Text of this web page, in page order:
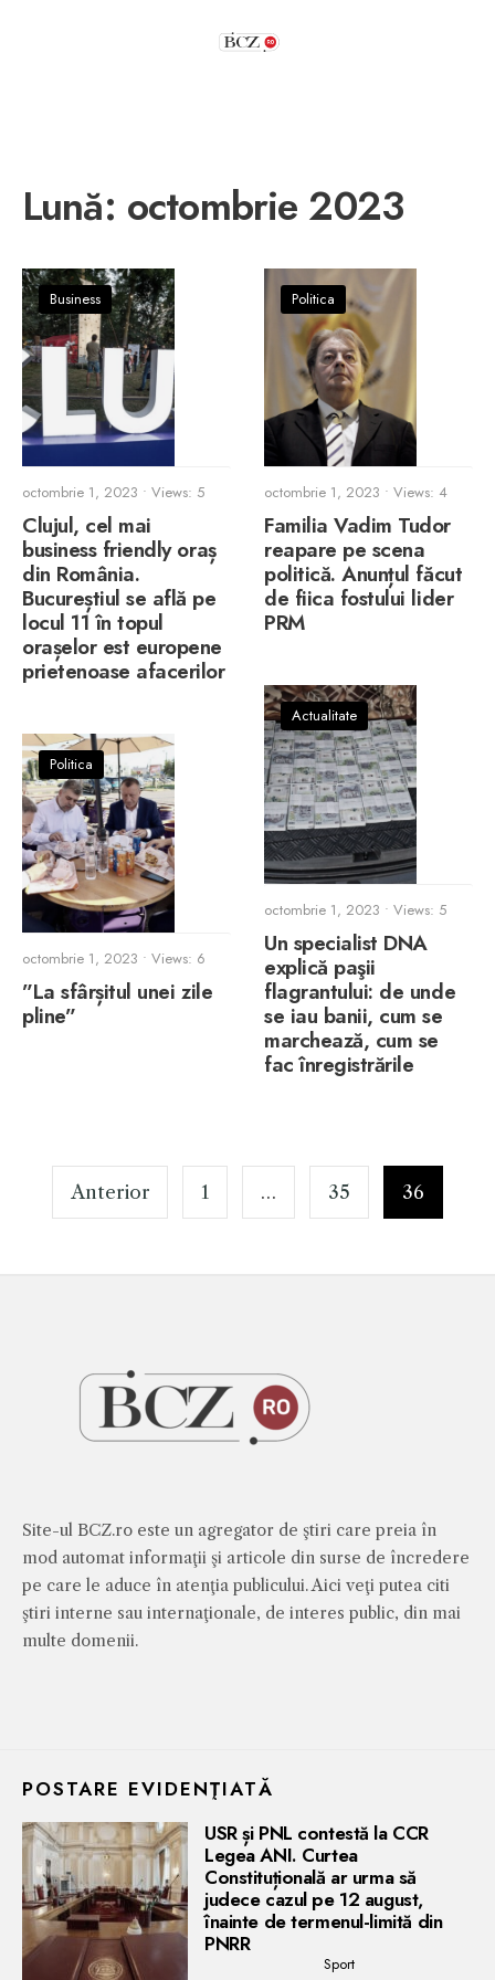
Lună: octombrie 2023
Business
octombrie 1, 2023 • Views: 5
Clujul, cel mai
business friendly oraș
din România.
Bucureștiul se află pe
locul 11 în topul
orașelor est europene
prietenoase afacerilor
Politica
octombrie 1, 2023 • Views: 4
Familia Vadim Tudor
reapare pe scena
politică. Anunțul făcut
de fiica fostului lider
PRM
Actualitate
octombrie 1, 2023 • Views: 5
Un specialist DNA
explică paşii
flagrantului: de unde
se iau banii, cum se
marchează, cum se
fac înregistrările
Politica
octombrie 1, 2023 • Views: 6
”La sfârșitul unei zile
pline”
Paginație
articole
Anterior 1 … 35 36
Site-ul BCZ.ro este un agregator de ştiri care preia în
mod automat informaţii şi articole din surse de încredere
pe care le aduce în atenţia publicului. Aici veţi putea citi
ştiri interne sau internaţionale, de interes public, din mai
multe domenii.
POSTARE EVIDENŢIATĂ
USR și PNL contestă la CCR
Legea ANI. Curtea
Constituțională ar urma să
judece cazul pe 12 august,
înainte de termenul-limită din
PNRR
Sport